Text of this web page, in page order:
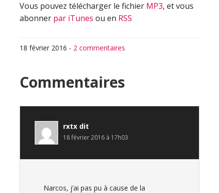
Vous pouvez télécharger le fichier MP3, et vous
abonner par iTunes ou en RSS
18 février 2016 - 2 commentaires
Interactions
du
lecteur
Commentaires
rxtx dit
18 février 2016 à 17h03
Narcos, j’ai pas pu à cause de la